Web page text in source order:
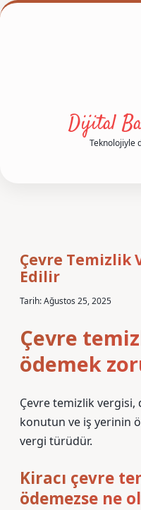
Dijital
Teknolojiyle
Çevre Temizlik
Edilir
Tarih: Ağustos 25, 2025
Çevre
ödemek
Çevre temizlik vergisi,
konutun ve iş yerinin
vergi türüdür.
Kiracı çevre
ödemezse ne